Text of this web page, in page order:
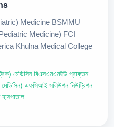
Medicine BSMMU
Medicine) FCI
Khulna Medical College
মেডিসিন বিএসএমএমইউ প্রাক্তন
মেডিসিন) এফসিআই সলিউশন নিউট্রিশন